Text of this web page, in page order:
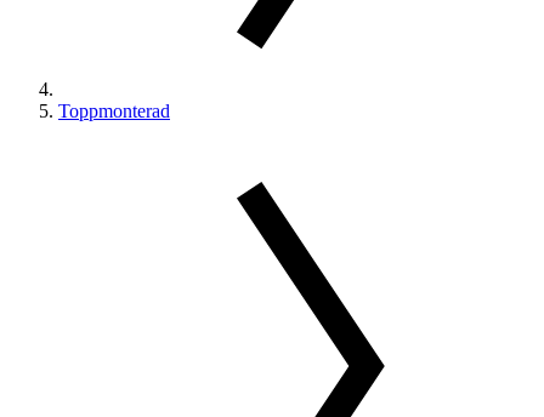
Toppmonterad